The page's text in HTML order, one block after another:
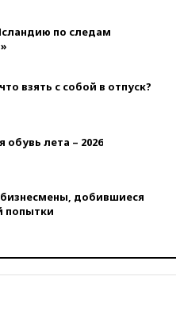
по следам
взять с собой в отпуск?
лета – 2026
добившиеся
попытки